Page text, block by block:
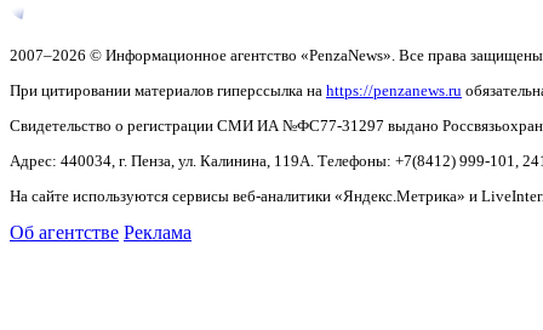
2007–2026 © Информационное агентство «PenzaNews». Все права
При цитировании материалов гиперссылка на https://penzanews.ru
Свидетельство о регистрации СМИ ИА №ФС77-31297 выдано
Адрес: 440034, г. Пенза, ул. Калинина, 119А. Телефоны: +7(8412) 999-101,
На сайте используются сервисы веб-аналитики «Яндекс.Метрика» и
Об агентстве Реклама